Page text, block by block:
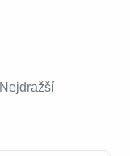
Nejdražší